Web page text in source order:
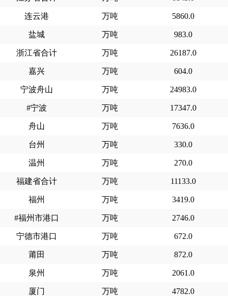
连云港 万吨 5860.0
盐城 万吨 983.0
浙江省合计 万吨 26187.0
嘉兴 万吨 604.0
宁波舟山 万吨 24983.0
#宁波 万吨 17347.0
舟山 万吨 7636.0
台州 万吨 330.0
温州 万吨 270.0
福建省合计 万吨 11133.0
福州 万吨 3419.0
#福州市港口 万吨 2746.0
宁德市港口 万吨 672.0
莆田 万吨 872.0
泉州 万吨 2061.0
厦门 万吨 4782.0